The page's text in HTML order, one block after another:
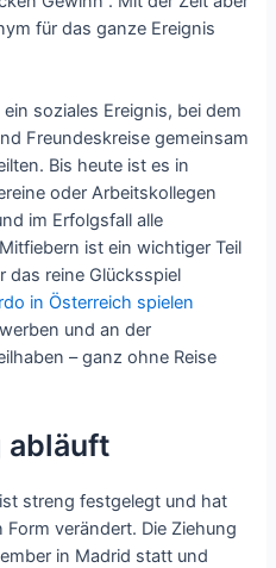
für das ganze Ereignis
soziales Ereignis, bei dem
Freundeskreise gemeinsam
Bis heute ist es in
oder Arbeitskollegen
im Erfolgsfall alle
ist ein wichtiger Teil
das reine Glücksspiel
in Österreich spielen
und an der
– ganz ohne Reise
abläuft
streng festgelegt und hat
verändert. Die Ziehung
in Madrid statt und